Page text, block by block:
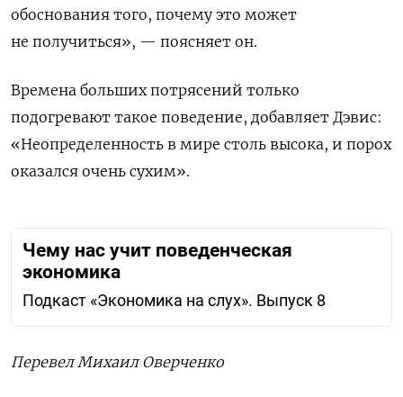
обоснования того, почему это может
не получиться», — поясняет он.
Времена больших потрясений только
подогревают такое поведение, добавляет Дэвис:
«Неопределенность в мире столь высока, и порох
оказался очень сухим».
Чему нас учит поведенческая
экономика
Подкаст «Экономика на слух». Выпуск 8
Перевел Михаил Оверченко